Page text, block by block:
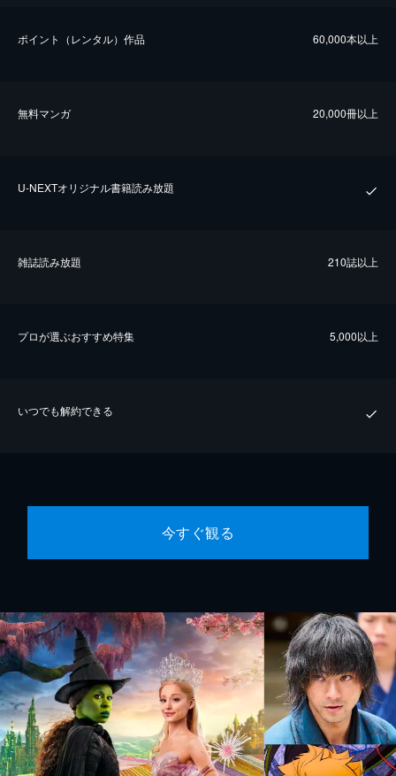
ポイント（レンタル）作品 60,000本以上
無料マンガ 20,000冊以上
U-NEXTオリジナル書籍読み放題
雑誌読み放題 210誌以上
プロが選ぶおすすめ特集 5,000以上
いつでも解約できる
今すぐ観る